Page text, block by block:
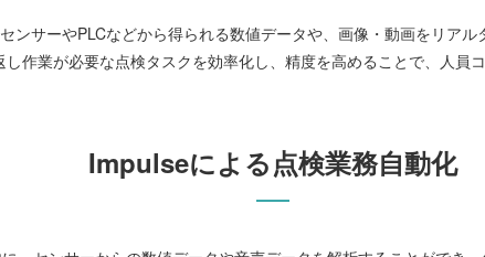
ンサーやPLCなどから得られる数値データや、画像・動画をリア
作業が必要な点検タスクを効率化し、精度を高めることで、人員コ
Impulseによる点検業務自動化